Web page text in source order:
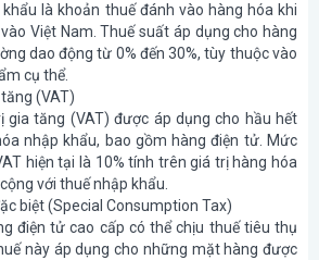
là khoản thuế đánh vào hàng hóa khi
Việt Nam. Thuế suất áp dụng cho hàng
dao động từ 0% đến 30%, tùy thuộc vào
cụ thể.
(VAT)
gia tăng (VAT) được áp dụng cho hầu hết
nhập khẩu, bao gồm hàng điện tử. Mức
hiện tại là 10% tính trên giá trị hàng hóa
với thuế nhập khẩu.
biệt (Special Consumption Tax)
điện tử cao cấp có thể chịu thuế tiêu thụ
này áp dụng cho những mặt hàng được